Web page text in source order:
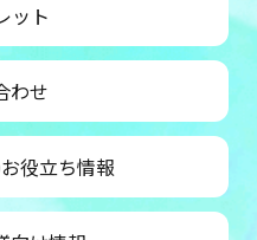
ット
わせ
役立ち情報